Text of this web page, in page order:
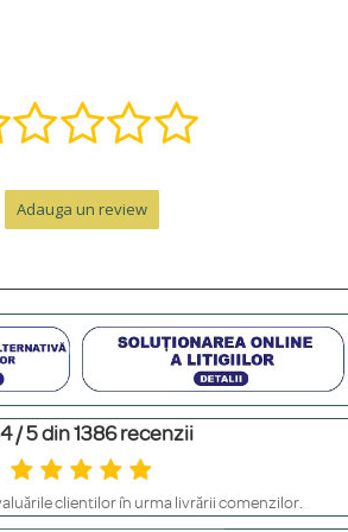
de livrare.
poți adăuga o cutie premium cu
cu parfumuri sau creme, să le scoți înainte
Adauga un review
/ 5 din 1386 recenzii
clienților în urma livrării comenzilor.